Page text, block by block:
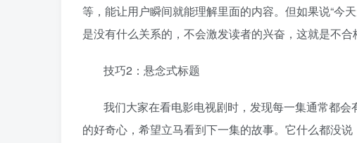
等，能让用户瞬间就能理解里面的内容。但如果说“今
是没有什么关系的，不会激发读者的兴奋，这就是不合
技巧2：悬念式标题
我们大家在看电影电视剧时，发现每一集通常都
的好奇心，希望立马看到下一集的故事。它什么都没